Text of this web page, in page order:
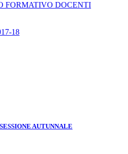
FORMATIVO DOCENTI
18
AUTUNNALE